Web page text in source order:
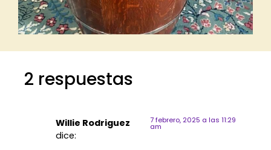
2 respuestas
Willie Rodriguez
dice:
7 febrero, 2025 a las 11:29
am